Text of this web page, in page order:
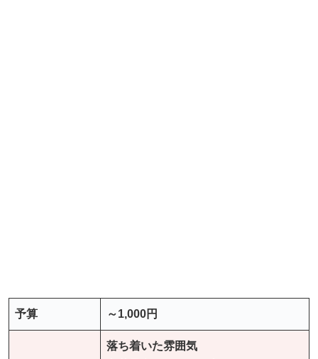
予算 ～1,000円
落ち着いた雰囲気